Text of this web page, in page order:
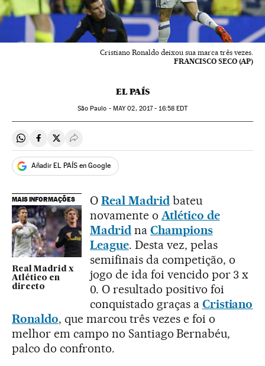
Cristiano Ronaldo deixou sua marca três vezes.
FRANCISCO SECO (AP)
EL PAÍS
São Paulo - MAY02, 2017 - 16:58EDT
Compartir en Whatsapp
Compartir en Facebook
Compartir en Twitter
Desplegar Redes Sociales
Añadir EL PAÍS en Google
MAIS INFORMAÇÕES
Real Madrid x
Atlético en
directo
O Real Madridbateu
novamente o Atlético de
Madridna Champions
League. Desta vez, pelas
semifinais da competição, o
jogo de ida foi vencido por 3 x
0. O resultado positivo foi
conquistado graças a Cristiano
Ronaldo, que marcou três vezes e foi o
melhor em campo no Santiago Bernabéu,
palco do confronto.